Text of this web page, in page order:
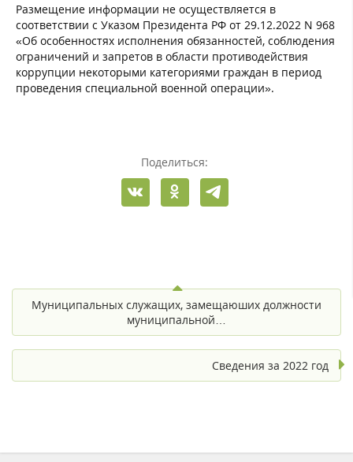
Размещение информации не осуществляется в
соответствии с Указом Президента РФ от 29.12.2022 N 968
«Об особенностях исполнения обязанностей, соблюдения
ограничений и запретов в области противодействия
коррупции некоторыми категориями граждан в период
проведения специальной военной операции».
Поделиться:
Муниципальных служащих, замещаюших должности
муниципальной…
Сведения за 2022 год